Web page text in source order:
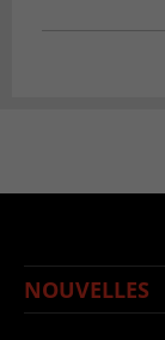
NOUVELLES